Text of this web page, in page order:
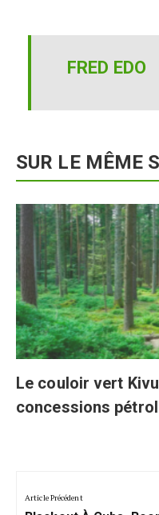
FRED EDO
SUR LE MÊME
Le couloir vert
concessions
de
Article Précédent